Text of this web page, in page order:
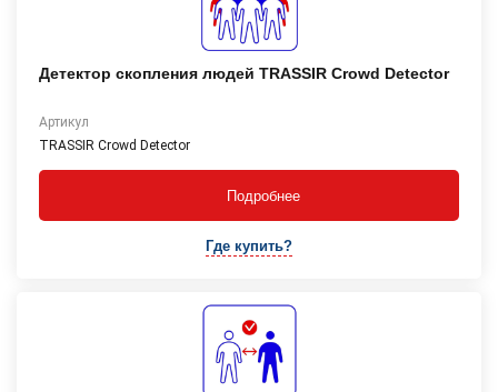
Детектор скопления людей TRASSIR Crowd Detector
Артикул
TRASSIR Crowd Detector
Подробнее
Где купить?